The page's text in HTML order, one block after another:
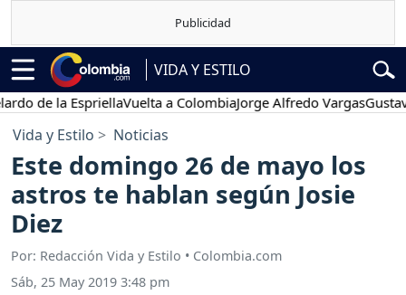
VIDA Y ESTILO
la EspriellaVuelta a ColombiaJorge Alfredo VargasGustavo
Vida y Estilo Noticias
Este domingo 26 de mayo los
astros te hablan según Josie
Diez
Por: Redacción Vida y Estilo • Colombia.com
Sáb, 25 May 2019 3:48 pm